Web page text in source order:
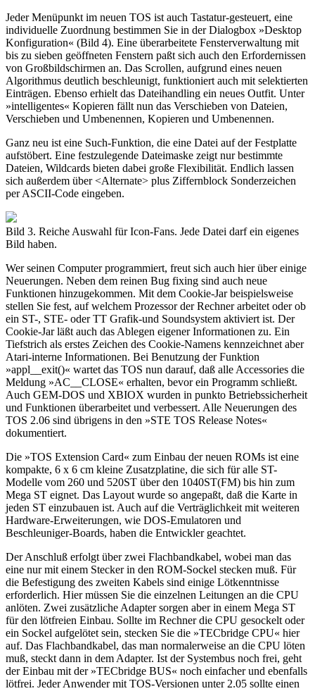
Jeder Menüpunkt im neuen TOS ist auch Tastatur-gesteuert, eine
individuelle Zuordnung bestimmen Sie in der Dialogbox »Desktop
Konfiguration« (Bild 4). Eine überarbeitete Fensterverwaltung mit
bis zu sieben geöffneten Fenstern paßt sich auch den Erfordernissen
von Großbildschirmen an. Das Scrollen, aufgrund eines neuen
Algorithmus deutlich beschleunigt, funktioniert auch mit selektierten
Einträgen. Ebenso erhielt das Dateihandling ein neues Outfit. Unter
»intelligentes« Kopieren fällt nun das Verschieben von Dateien,
Verschieben und Umbenennen, Kopieren und Umbenennen.
Ganz neu ist eine Such-Funktion, die eine Datei auf der Festplatte
aufstöbert. Eine festzulegende Dateimaske zeigt nur bestimmte
Dateien, Wildcards bieten dabei große Flexibilität. Endlich lassen
sich außerdem über <Alternate> plus Ziffernblock Sonderzeichen
per ASCII-Code eingeben.
Bild 3. Reiche Auswahl für Icon-Fans. Jede Datei darf ein eigenes
Bild haben.
Wer seinen Computer programmiert, freut sich auch hier über einige
Neuerungen. Neben dem reinen Bug fixing sind auch neue
Funktionen hinzugekommen. Mit dem Cookie-Jar beispielsweise
stellen Sie fest, auf welchem Prozessor der Rechner arbeitet oder ob
ein ST-, STE- oder TT Grafik-und Soundsystem aktiviert ist. Der
Cookie-Jar läßt auch das Ablegen eigener Informationen zu. Ein
Tiefstrich als erstes Zeichen des Cookie-Namens kennzeichnet aber
Atari-interne Informationen. Bei Benutzung der Funktion
»appl__exit()« wartet das TOS nun darauf, daß alle Accessories die
Meldung »AC__CLOSE« erhalten, bevor ein Programm schließt.
Auch GEM-DOS und XBIOX wurden in punkto Betriebssicherheit
und Funktionen überarbeitet und verbessert. Alle Neuerungen des
TOS 2.06 sind übrigens in den »STE TOS Release Notes«
dokumentiert.
Die »TOS Extension Card« zum Einbau der neuen ROMs ist eine
kompakte, 6 x 6 cm kleine Zusatzplatine, die sich für alle ST-
Modelle vom 260 und 520ST über den 1040ST(FM) bis hin zum
Mega ST eignet. Das Layout wurde so angepaßt, daß die Karte in
jeden ST einzubauen ist. Auch auf die Verträglichkeit mit weiteren
Hardware-Erweiterungen, wie DOS-Emulatoren und
Beschleuniger-Boards, haben die Entwickler geachtet.
Der Anschluß erfolgt über zwei Flachbandkabel, wobei man das
eine nur mit einem Stecker in den ROM-Sockel stecken muß. Für
die Befestigung des zweiten Kabels sind einige Lötkenntnisse
erforderlich. Hier müssen Sie die einzelnen Leitungen an die CPU
anlöten. Zwei zusätzliche Adapter sorgen aber in einem Mega ST
für den lötfreien Einbau. Sollte im Rechner die CPU gesockelt oder
ein Sockel aufgelötet sein, stecken Sie die »TECbridge CPU« hier
auf. Das Flachbandkabel, das man normalerweise an die CPU löten
muß, steckt dann in dem Adapter. Ist der Systembus noch frei, geht
der Einbau mit der »TECbridge BUS« noch einfacher und ebenfalls
lötfrei. Jeder Anwender mit TOS-Versionen unter 2.05 sollte einen